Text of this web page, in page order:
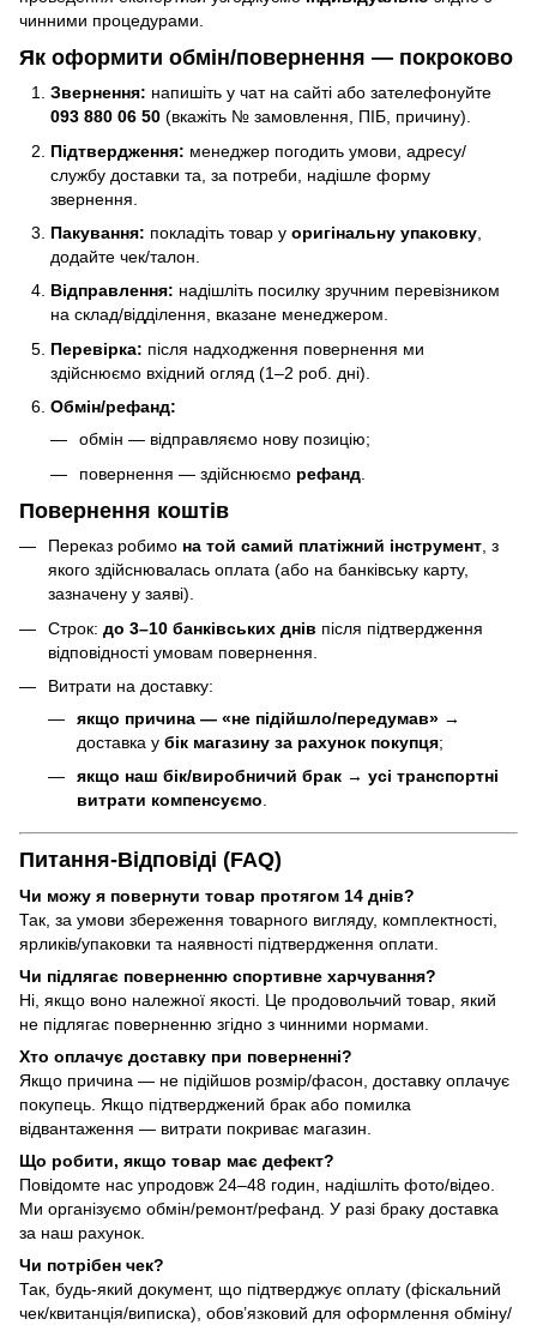
чинними процедурами.
Як оформити обмін/повернення — покроково
Звернення: напишіть у чат на сайті або зателефонуйте
093 880 06 50 (вкажіть № замовлення, ПІБ, причину).
Підтвердження: менеджер погодить умови, адресу/
службу доставки та, за потреби, надішле форму
звернення.
Пакування: покладіть товар у оригінальну упаковку
додайте чек/талон.
Відправлення: надішліть посилку зручним перевізником
на склад/відділення, вказане менеджером.
Перевірка: після надходження повернення ми
здійснюємо вхідний огляд (1–2 роб. дні).
Обмін/рефанд:
обмін — відправляємо нову позицію;
повернення — здійснюємо рефанд
Повернення коштів
Переказ робимо на той самий платіжний інструмент, з
якого здійснювалась оплата (або на банківську карту,
зазначену у заяві).
Строк: до 3–10 банківських днів після підтвердження
відповідності умовам повернення.
Витрати на доставку:
якщо причина — «не підійшло/передумав» →
доставка у бік магазину за рахунок покупця;
якщо наш бік/виробничий брак → усі транспортні
витрати компенсуємо.
Питання-Відповіді (FAQ)
Чи можу я повернути товар протягом 14 днів?
Так, за умови збереження товарного вигляду, комплектності,
ярликів/упаковки та наявності підтвердження оплати.
Чи підлягає поверненню спортивне харчування?
Ні, якщо воно належної якості. Це продовольчий товар, який
не підлягає поверненню згідно з чинними нормами.
Хто оплачує доставку при поверненні?
Якщо причина — не підійшов розмір/фасон, доставку оплачує
покупець. Якщо підтверджений брак або помилка
відвантаження — витрати покриває магазин.
Що робити, якщо товар має дефект?
Повідомте нас упродовж 24–48 годин, надішліть фото/відео.
Ми організуємо обмін/ремонт/рефанд. У разі браку доставка
за наш рахунок.
Чи потрібен чек?
Так, будь-який документ, що підтверджує оплату (фіскальний
чек/квитанція/виписка), обов’язковий для оформлення обміну/